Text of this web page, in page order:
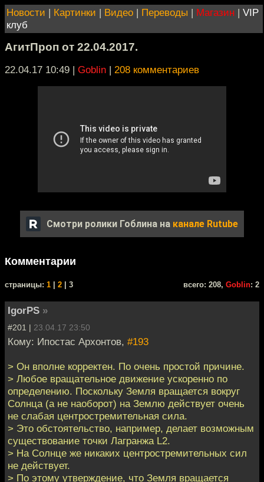
Новости | Картинки | Видео | Переводы | Магазин | VIP
клуб
АгитПроп от 22.04.2017.
22.04.17 10:49 | Goblin | 208 комментариев
Смотри ролики Гоблина на канале Rutube
Комментарии
cтраницы: 1 2 | 3 всего: 208, Goblin: 2
IgorPS »
#201 | 23.04.17 23:50
Кому: Ипостас Архонтов, #193
> Он вполне корректен. По очень простой причине.
> Любое вращательное движение ускоренно по
определению. Поскольку Земля вращается вокруг
Солнца (а не наоборот) на Землю действует очень
не слабая центростремительная сила.
> Это обстоятельство, например, делает возможным
существование точки Лагранжа L2.
> На Солнце же никаких центростремительных сил
не действует.
> По этому утверждение, что Земля вращается